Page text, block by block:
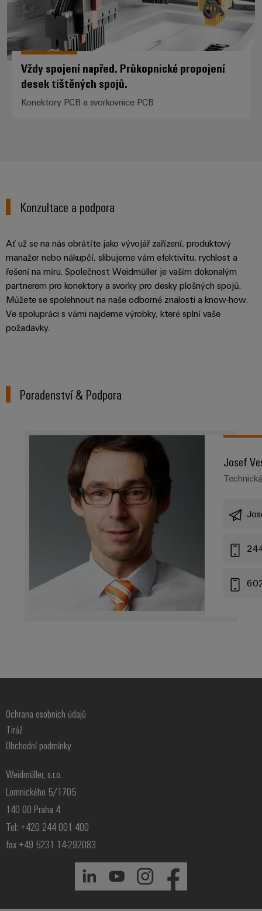
Vždy spojení napřed. Průkopnické propojení
desek tištěných spojů.
Konektory PCB a svorkovnice PCB
Konzultace a podpora
Ať už se na nás obrátíte jako vývojář zařízení, produktový
manažer nebo nákupčí, slibujeme vám efektivitu, rychlost a
řešení na míru. Společnost Weidmüller je vaším dokonalým
partnerem pro konektory a svorky pro desky plošných spojů.
Můžete se spolehnout na naše odborné znalosti a know-how.
Ve spolupráci s vámi najdeme výrobky, které splní vaše
požadavky.
Poradenství & Podpora
Josef
Ochrana osobních údajů
Tiráž
Obchodní podmínky
Weidmüller, s.r.o.
Lomnického 5/1705
140 00 Praha 4
Tel: +420 244 001 400
fax +49 5231 14-292083